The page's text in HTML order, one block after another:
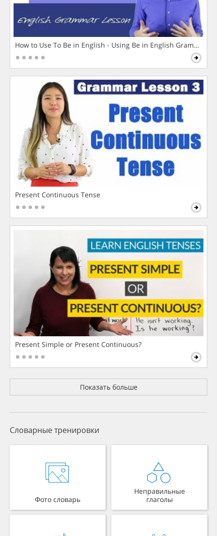
How to Use To Be in English - Using Be in English Grammar
Present Continuous Tense
Present Simple or Present Continuous?
Показать больше
Словарные тренировки
Фото словарь
Неправильные
глаголы